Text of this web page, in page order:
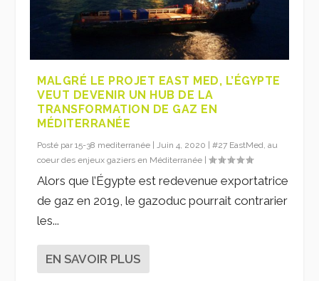
MALGRÉ LE PROJET EAST MED, L’ÉGYPTE
VEUT DEVENIR UN HUB DE LA
TRANSFORMATION DE GAZ EN
MÉDITERRANÉE
Posté par15-38 mediterranée |Juin 4, 2020 |#27 EastMed, au
coeur des enjeux gaziers en Méditerranée |
Alors que l’Égypte est redevenue exportatrice
de gaz en 2019, le gazoduc pourrait contrarier
les...
EN SAVOIR PLUS